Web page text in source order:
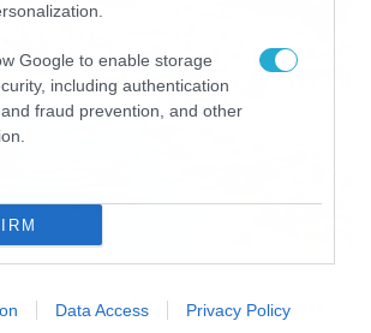
Google to enable storage
including authentication
fraud prevention, and other
Data Access Privacy Policy
γνωρίζεις τα ελληνικά